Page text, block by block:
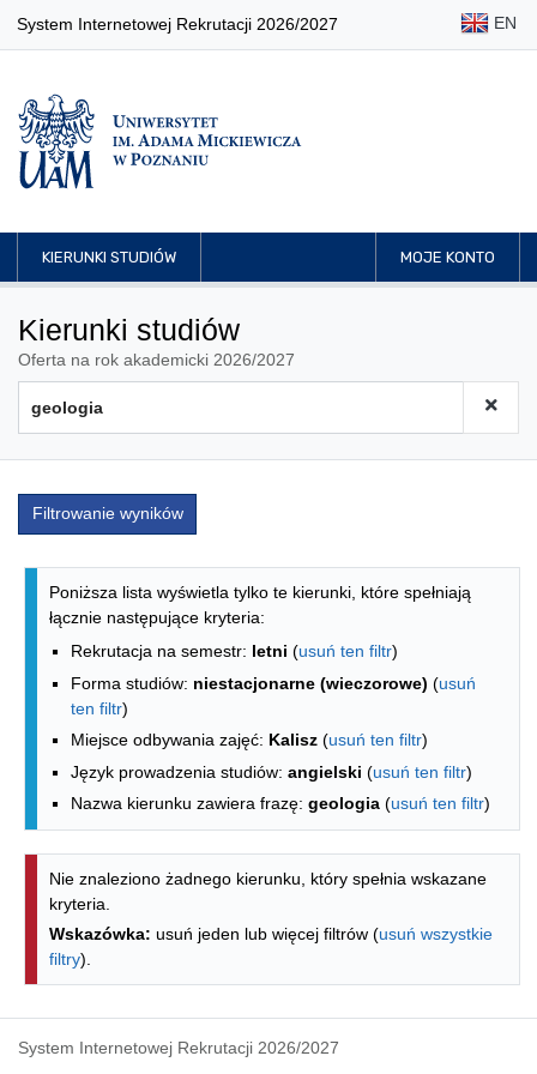
System Internetowej Rekrutacji 2026/2027 EN
KIERUNKI STUDIÓW MOJE KONTO
Kierunki studiów
Oferta na rok akademicki 2026/2027
Filtrowanie wyników
Lista kierunków - spis według
Poniższa lista wyświetla tylko te kierunki, które spełniają
łącznie następujące kryteria:
Rekrutacja na semestr: letni (usuń ten filtr)
Forma studiów: niestacjonarne (wieczorowe) (usuń
ten filtr)
Miejsce odbywania zajęć: Kalisz (usuń ten filtr)
Język prowadzenia studiów: angielski (usuń ten filtr)
Nazwa kierunku zawiera frazę: geologia (usuń ten filtr)
Nie znaleziono żadnego kierunku, który spełnia wskazane
kryteria.
Wskazówka: usuń jeden lub więcej filtrów (usuń wszystkie
filtry).
System Internetowej Rekrutacji 2026/2027